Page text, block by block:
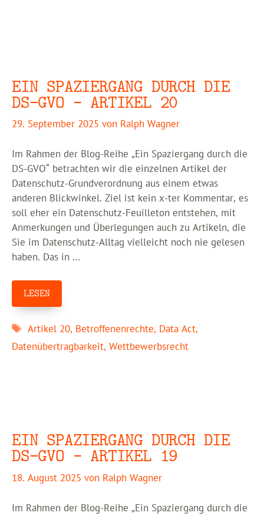
EIN SPAZIERGANG DURCH DIE
DS-GVO – ARTIKEL 20
29. September 2025 von Ralph Wagner
Im Rahmen der Blog-Reihe „Ein Spaziergang durch die
DS-GVO“ betrachten wir die einzelnen Artikel der
Datenschutz-Grundverordnung aus einem etwas
anderen Blickwinkel. Ziel ist kein x-ter Kommentar, es
soll eher ein Datenschutz-Feuilleton entstehen, mit
Anmerkungen und Überlegungen auch zu Artikeln, die
Sie im Datenschutz-Alltag vielleicht noch nie gelesen
haben. Das in …
LESEN
Schlagwörter
Artikel 20, Betroffenenrechte, Data Act,
Datenübertragbarkeit, Wettbewerbsrecht
EIN SPAZIERGANG DURCH DIE
DS-GVO – ARTIKEL 19
18. August 2025 von Ralph Wagner
Im Rahmen der Blog-Reihe „Ein Spaziergang durch die